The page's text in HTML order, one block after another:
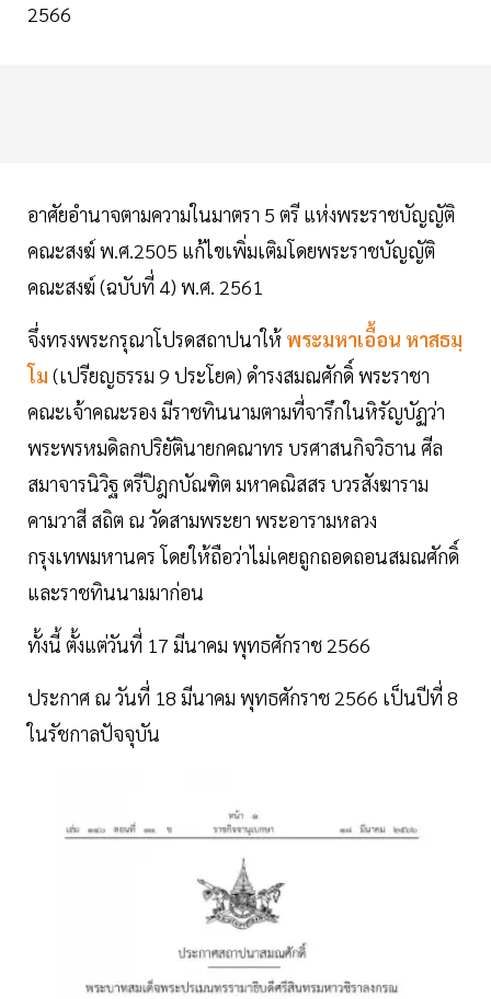
2566
อาศัยอำนาจตามความในมาตรา 5 ตรี แห่งพระราชบัญญัติ
คณะสงฆ์ พ.ศ.2505 แก้ไขเพิ่มเติมโดยพระราชบัญญัติ
คณะสงฆ์ (ฉบับที่ 4) พ.ศ. 2561
จึ่งทรงพระกรุณาโปรดสถาปนาให้ พระมหาเอื้อน หาสธมฺ
โม (เปรียญธรรม 9 ประโยค) ดำรงสมณศักดิ์ พระราชา
คณะเจ้าคณะรอง มีราชทินนามตามที่จารึกในหิรัญบัฏว่า
พระพรหมดิลกปริยัตินายกคณาทร บรศาสนกิจวิธาน ศีล
สมาจารนิวิฐ ตรีปิฎกบัณฑิต มหาคณิสสร บวรสังฆาราม
คามวาสี สถิต ณ วัดสามพระยา พระอารามหลวง
กรุงเทพมหานคร โดยให้ถือว่าไม่เคยถูกถอดถอนสมณศักดิ์
และราชทินนามมาก่อน
ทั้งนี้ ตั้งแต่วันที่ 17 มีนาคม พุทธศักราช 2566
ประกาศ ณ วันที่ 18 มีนาคม พุทธศักราช 2566 เป็นปีที่ 8
ในรัชกาลปัจจุบัน